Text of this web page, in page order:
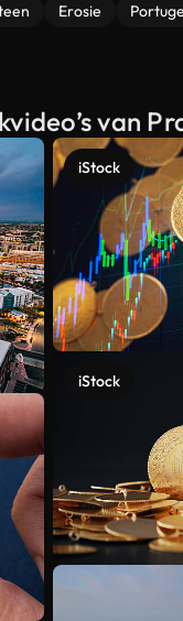
Erosie
van
iStock
iStock